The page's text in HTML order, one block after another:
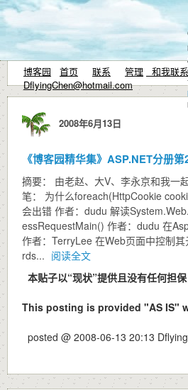
博客园 首页 联系 管理
和我联
DflyingChen@hotmail.com
2008年6月13日
《博客园精华集》ASP.NET分册
摘要： 由老赵、大V、李永京和我一
笔： 为什么foreach(HttpCookie
会出错 作者：dudu 解读
essRequestMain() 作者：dudu 在
作者：TerryLee 在Web页面中控制
rds... 阅读全文
本贴子以“现状”提供且没有任何担
This posting is provided "AS IS"
posted @ 2008-06-13 20:13